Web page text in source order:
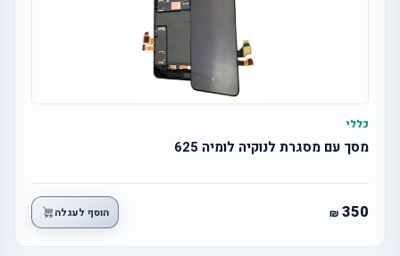
כללי
מסך עם מסגרת לנוקיה לומיה 625
350 הוסף לעגלה